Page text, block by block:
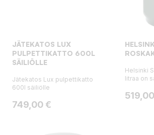
JÄTEKATOS LUX
PULPETTIKATTO 600L
SÄILIÖLLE
Jätekatos Lux pulpettikatto
600l säiliölle
Hinta
749,00 €
Helsinki
litraa on
Hinta